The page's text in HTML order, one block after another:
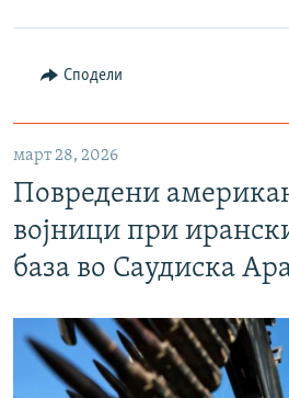
Сподели
март 28, 2026
Повредени
војници при
база во Саудиска